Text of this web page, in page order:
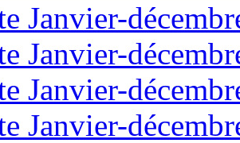
Janvier-
Janvier-
Janvier-
Janvier-